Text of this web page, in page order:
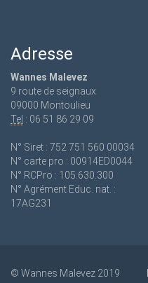
Adresse
Wannes Malevez
9 route de seignaux
09000 Montoulieu
Tel : 06 51 86 29 09
N° Siret : 752 751 560 00034
N° carte pro : 00914ED0044
N° RCPro : 105.630.300
N° Agrément Educ. nat. :
17AG231
© Wannes Malevez 2019